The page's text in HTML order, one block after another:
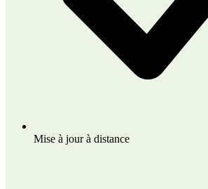
Mise à jour à distance